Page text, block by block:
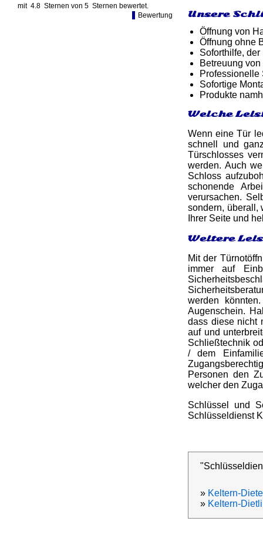
mit 4.8 Sternen von 5 Sternen bewertet.
Bewertung
Unsere
Öffnung von
Öffnung ohne
Soforthilfe,
Betreuung
Professionelle
Sofortige
Produkte
Welche
Wenn eine Tür
schnell und
Türschlosses
werden. Auch
Schloss
schonende
verursachen.
sondern, überall,
Ihrer Seite und
Weitere
Mit der
immer auf
werden
Augenschein.
dass diese nicht
auf und
Schließtechnik
/ dem
Personen den
welcher den
Schlüssel und
Schlüsseldienst
» Keltern-
» Keltern-